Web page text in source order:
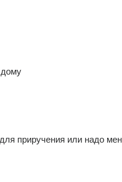
дому
приручения или надо